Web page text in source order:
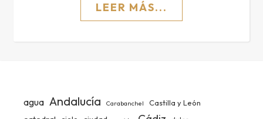
LEER MÁS...
agua Andalucía Carabanchel Castilla y León